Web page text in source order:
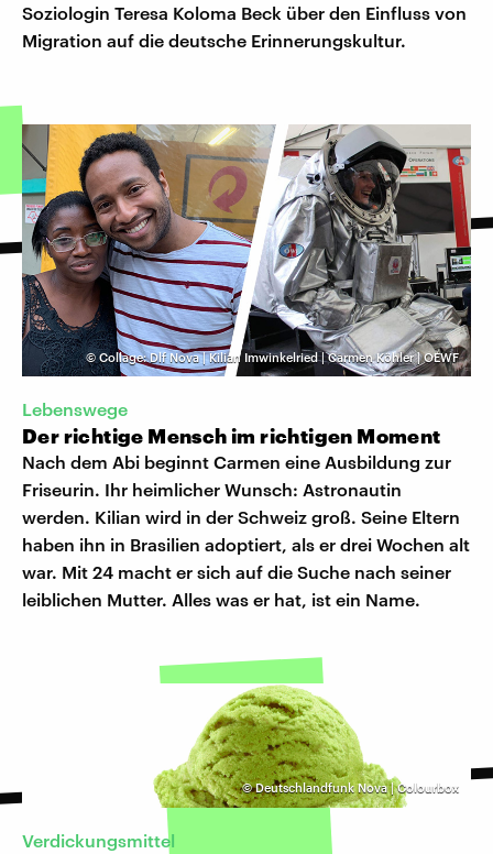
Soziologin Teresa Koloma Beck über den Einfluss von
Migration auf die deutsche Erinnerungskultur.
©Collage: Dlf Nova | Kilian Imwinkelried | Carmen Köhler | OEWF
Lebenswege
Der richtige Mensch im richtigen Moment
Nach dem Abi beginnt Carmen eine Ausbildung zur
Friseurin. Ihr heimlicher Wunsch: Astronautin
werden. Kilian wird in der Schweiz groß. Seine Eltern
haben ihn in Brasilien adoptiert, als er drei Wochen alt
war. Mit 24 macht er sich auf die Suche nach seiner
leiblichen Mutter. Alles was er hat, ist ein Name.
©Deutschlandfunk Nova | Colourbox
Verdickungsmittel